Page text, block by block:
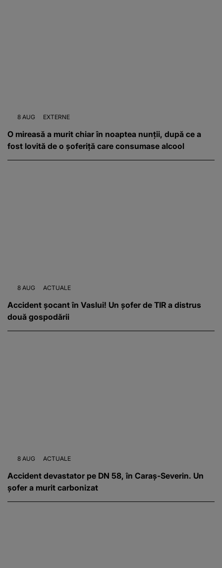
8 AUG EXTERNE
O mireasă a murit chiar în noaptea nunții, după ce a
fost lovită de o șoferiță care consumase alcool
8 AUG ACTUALE
Accident șocant în Vaslui! Un șofer de TIR a distrus
două gospodării
8 AUG ACTUALE
Accident devastator pe DN 58, în Caraș-Severin. Un
șofer a murit carbonizat